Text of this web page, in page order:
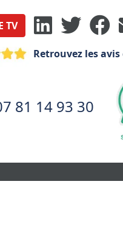
TV
Retrouvez les
81 14 93 30